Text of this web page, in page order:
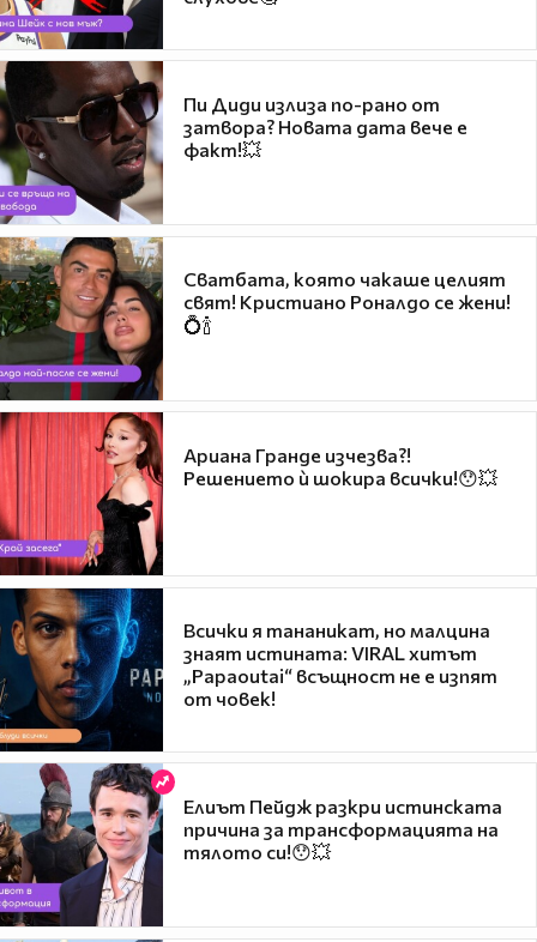
Пи Диди излиза по-рано от
затвора? Новата дата вече е
факт!💥
Сватбата, която чакаше целият
свят! Кристиано Роналдо се жени!
💍🍾
Ариана Гранде изчезва?!
Решението ѝ шокира всички!😯💥
Всички я тананикат, но малцина
знаят истината: VIRAL хитът
„Papaoutai“ всъщност не е изпят
от човек!
Елиът Пейдж разкри истинската
причина за трансформацията на
тялото си!😯💥